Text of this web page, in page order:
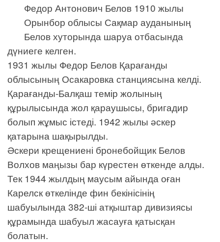
Федор Антонович Белов 1910 жылы
Орынбор облысы Сақмар ауданының
Белов хуторында шаруа отбасында
дүниеге келген.
1931 жылы Федор Белов Қарағанды
облысының Осакаровка станциясына келді.
Қарағанды-Балқаш темір жолының
құрылысында жол қараушысы, бригадир
болып жұмыс істеді. 1942 жылы әскер
қатарына шақырылды.
Әскери крещениені бронебойщик Белов
Волхов маңызы бар күрестен өткенде алды.
Тек 1944 жылдың маусым айында оған
Карелск өткелінде фин бекінісінің
шабуылында 382-ші атқыштар дивизиясы
құрамында шабуыл жасауға қатысқан
болатын.